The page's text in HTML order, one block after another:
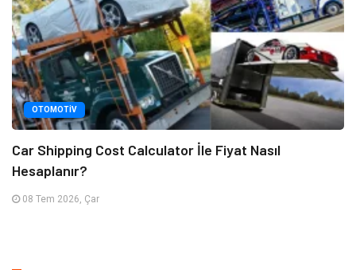
OTOMOTIV
Car Shipping Cost Calculator İle Fiyat Nasıl
Hesaplanır?
08 Tem 2026, Çar